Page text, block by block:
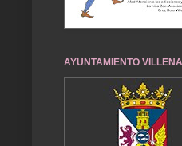
AYUNTAMIENTO VILLENA